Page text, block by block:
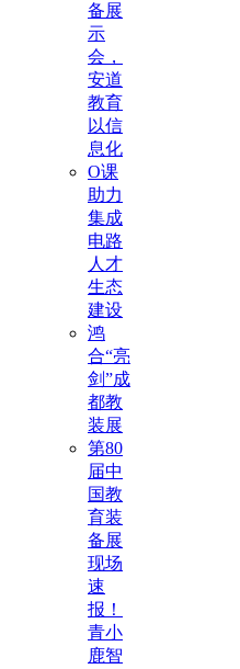
备展
示
会，
安道
教育
以信
息化
O课
助力
集成
电路
人才
生态
建设
鸿
合“亮
剑”成
都教
装展
第80
届中
国教
育装
备展
现场
速
报！
青小
鹿智